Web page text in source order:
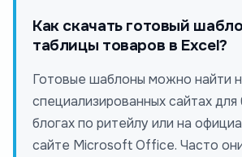
Как скачать готовый
таблицы товаров в Excel?
Готовые шаблоны можно найти
специализированных сайтах для
блогах по ритейлу или на
сайте Microsoft Office. Часто